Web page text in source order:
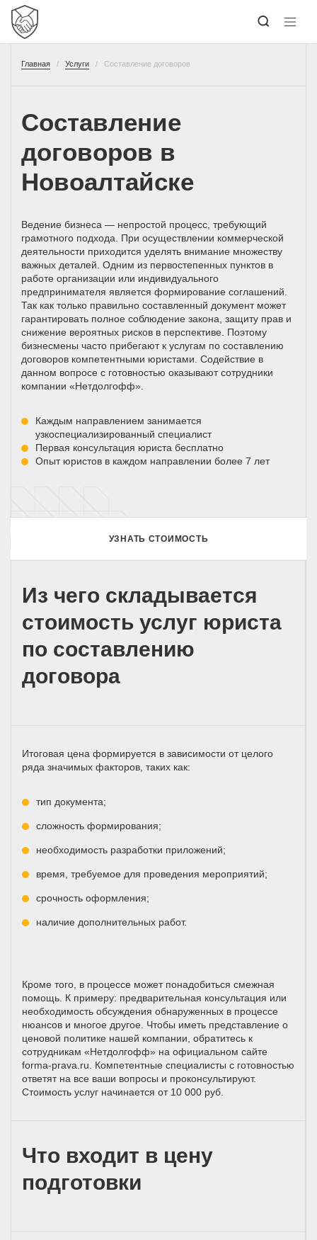
Главная Услуги Составление договоров
Составление
договоров в
Новоалтайске
Ведение бизнеса — непростой процесс, требующий
грамотного подхода. При осуществлении коммерческой
деятельности приходится уделять внимание множеству
важных деталей. Одним из первостепенных пунктов в
работе организации или индивидуального
предпринимателя является формирование соглашений.
Так как только правильно составленный документ может
гарантировать полное соблюдение закона, защиту прав и
снижение вероятных рисков в перспективе. Поэтому
бизнесмены часто прибегают к услугам по составлению
договоров компетентными юристами. Содействие в
данном вопросе с готовностью оказывают сотрудники
компании «Нетдолгофф».
Каждым направлением занимается
узкоспециализированный специалист
Первая консультация юриста бесплатно
Опыт юристов в каждом направлении более 7 лет
УЗНАТЬ СТОИМОСТЬ
Из чего складывается
стоимость услуг юриста
по составлению
договора
Итоговая цена формируется в зависимости от целого
ряда значимых факторов, таких как:
тип документа;
сложность формирования;
необходимость разработки приложений;
время, требуемое для проведения мероприятий;
срочность оформления;
наличие дополнительных работ.
Кроме того, в процессе может понадобиться смежная
помощь. К примеру: предварительная консультация или
необходимость обсуждения обнаруженных в процессе
нюансов и многое другое. Чтобы иметь представление о
ценовой политике нашей компании, обратитесь к
сотрудникам «Нетдолгофф» на официальном сайте
forma-prava.ru. Компетентные специалисты с готовностью
ответят на все ваши вопросы и проконсультируют.
Стоимость услуг начинается от 10 000 руб.
Что входит в цену
подготовки